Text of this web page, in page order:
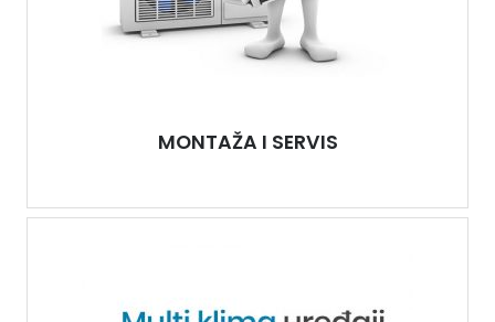
MONTAŽA I SERVIS